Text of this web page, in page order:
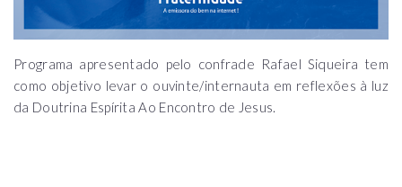
Programa apresentado pelo confrade Rafael Siqueira tem
como objetivo levar o ouvinte/internauta em reflexões à luz
da Doutrina Espírita Ao Encontro de Jesus.